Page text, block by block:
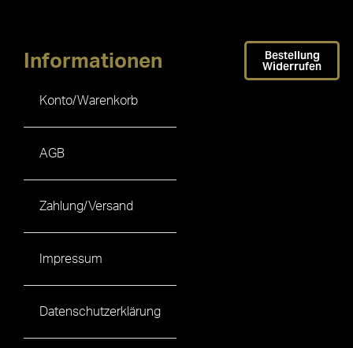
Informationen
Konto/Warenkorb
AGB
Zahlung/Versand
Impressum
Datenschutzerklärung
Bestellung
Widerrufen